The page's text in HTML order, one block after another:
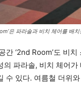
은 파라솔과 비치 체어를 배
간 ‘2nd Room’도 비
의 파라솔, 비치 체어
수 있다. 여름철 더위